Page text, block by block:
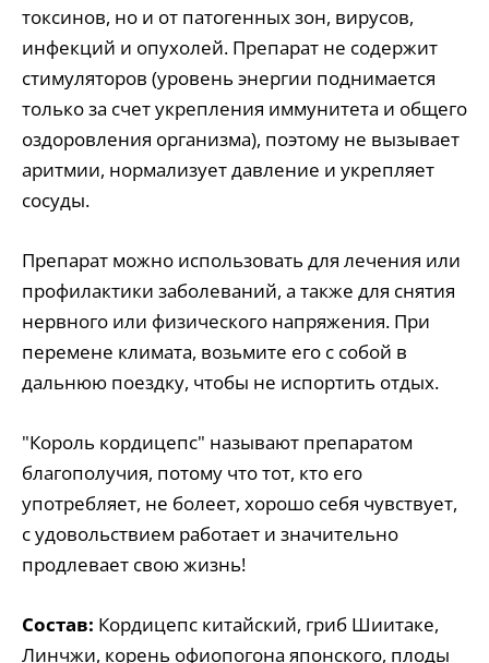
токсинов, но и от патогенных зон, вирусов,
инфекций и опухолей. Препарат не содержит
стимуляторов (уровень энергии поднимается
только за счет укрепления иммунитета и общего
оздоровления организма), поэтому не вызывает
аритмии, нормализует давление и укрепляет
сосуды.
Препарат можно использовать для лечения или
профилактики заболеваний, а также для снятия
нервного или физического напряжения. При
перемене климата, возьмите его с собой в
дальнюю поездку, чтобы не испортить отдых.
"Король кордицепс" называют препаратом
благополучия, потому что тот, кто его
употребляет, не болеет, хорошо себя чувствует,
с удовольствием работает и значительно
продлевает свою жизнь!
Состав: Кордицепс китайский, гриб Шиитаке,
Линчжи, корень офиопогона японского, плоды